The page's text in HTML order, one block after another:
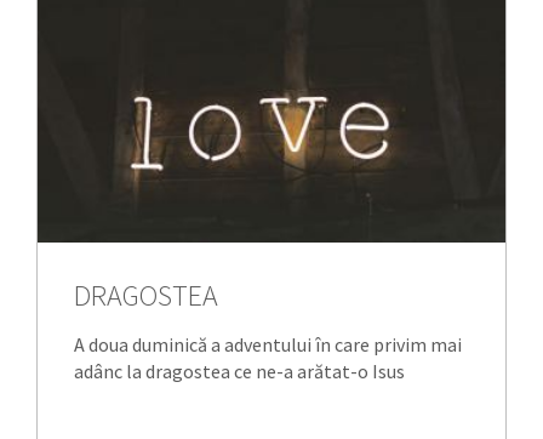
DRAGOSTEA
A doua duminică a adventului în care privim mai
adânc la dragostea ce ne-a arătat-o Isus